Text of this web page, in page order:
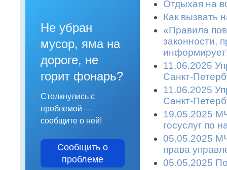
Не убран
мусор, яма на
дороге, не
горит фонарь?
Столкнулись с
проблемой —
сообщите о ней!
Сообщить о
проблеме
Отдыхая на
Как вызвать
«Правила
законности,
11.06.2025
Санкт-
11.06.2025
Санкт-
19.05.2025
госуслуг по
05.05.2025
права
05.05.2025